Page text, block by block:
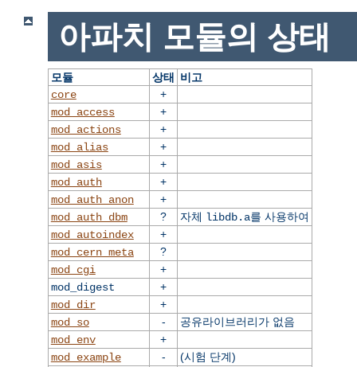
아파치 모듈의 상태
모듈 상태
비고
core
+
mod_access
+
mod_actions
+
mod_alias
+
mod_asis
+
mod_auth
+
mod_auth_anon
+
mod_auth_dbm
? 자체 libdb.a를 사용하여
mod_autoindex
+
mod_cern_meta
?
mod_cgi
+
mod_digest
+
mod_dir
+
mod_so
-
공유라이브러리가 없음
mod_env
+
mod_example
-
(시험 단계)